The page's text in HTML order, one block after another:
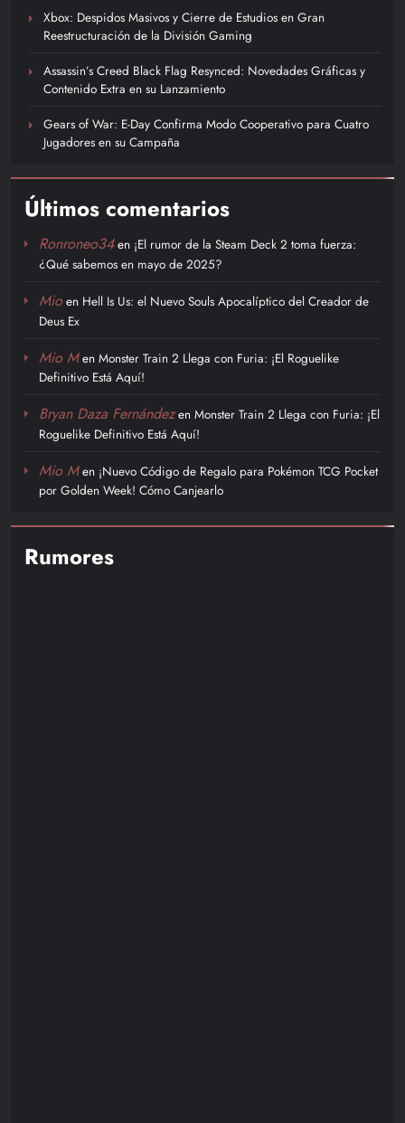
Xbox: Despidos Masivos y Cierre de Estudios en Gran
Reestructuración de la División Gaming
Assassin’s Creed Black Flag Resynced: Novedades Gráficas y
Contenido Extra en su Lanzamiento
Gears of War: E-Day Confirma Modo Cooperativo para Cuatro
Jugadores en su Campaña
Últimos comentarios
Ronroneo34en ¡El rumor de la Steam Deck 2 toma fuerza:
¿Qué sabemos en mayo de 2025?
Mioen Hell Is Us: el Nuevo Souls Apocalíptico del Creador de
Deus Ex
Mio Men Monster Train 2 Llega con Furia: ¡El Roguelike
Definitivo Está Aquí!
Bryan Daza Fernándezen Monster Train 2 Llega con Furia: ¡El
Roguelike Definitivo Está Aquí!
Mio Men ¡Nuevo Código de Regalo para Pokémon TCG Pocket
por Golden Week! Cómo Canjearlo
Rumores